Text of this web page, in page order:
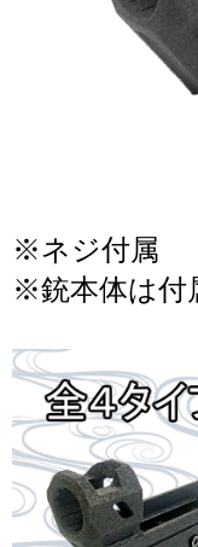
※ネジ付属
※銃本体は付